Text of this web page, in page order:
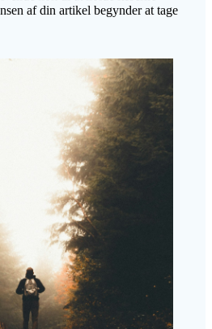
af din artikel begynder at tage